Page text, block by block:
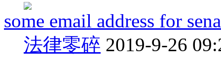
some email address for
法律零碎 2019-9-26